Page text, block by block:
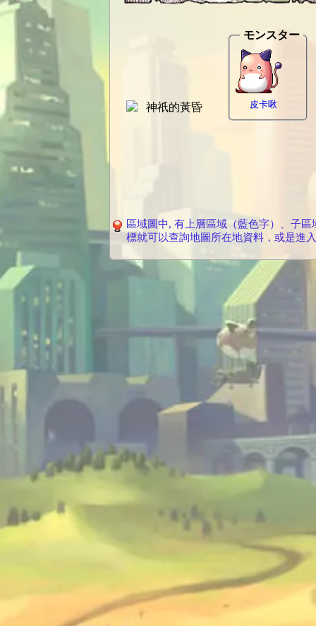
モンスター
皮卡啾
區域圖中, 有上層區域（藍色字）、子
標就可以查詢地圖所在地資料，或是進